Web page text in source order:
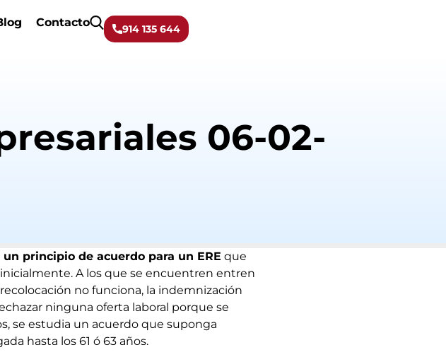
Contacto 914 135 644
06-02-
principio de acuerdo para un ERE que
A los que se encuentren entren
no funciona, la indemnización
ninguna oferta laboral porque se
se estudia un acuerdo que suponga
hasta los 61 ó 63 años.